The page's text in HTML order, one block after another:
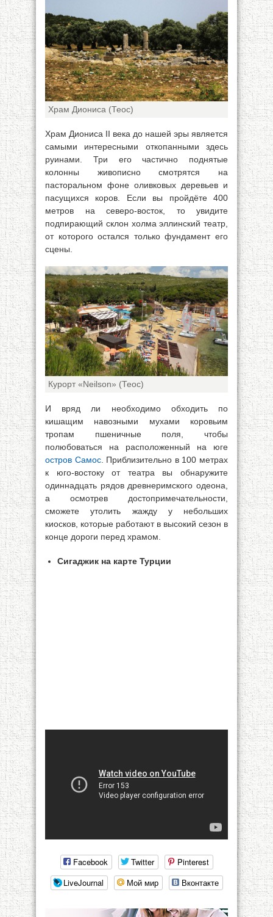
Храм Диониса (Теос)
Храм Диониса II века до нашей эры является
самыми интересными откопанными здесь
руинами. Три его частично поднятые
колонны живописно смотрятся на
пасторальном фоне оливковых деревьев и
пасущихся коров. Если вы пройдёте 400
метров на северо-восток, то увидите
подпирающий склон холма эллинский театр,
от которого остался только фундамент его
сцены.
Курорт «Neilson» (Теос)
И вряд ли необходимо обходить по
кишащим навозными мухами коровьим
тропам пшеничные поля, чтобы
полюбоваться на расположенный на юге
остров Самос. Приблизительно в 100 метрах
к юго-востоку от театра вы обнаружите
одиннадцать рядов древнеримского одеона,
а осмотрев достопримечательности,
сможете утолить жажду у небольших
киосков, которые работают в высокий сезон в
конце дороги перед храмом.
Сигаджик на карте Турции
Facebook Twitter
Pinterest
LiveJournal
Мой мир Вконтакте